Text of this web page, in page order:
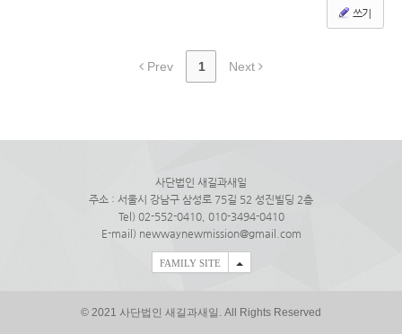
쓰기
Prev 1 Next
사단법인 새길과새일
주소 : 서울시 강남구 삼성로 75길 52 성진빌딩 2층
Tel) 02-552-0410, 010-3494-0410
E-mail) newwaynewmission@gmail.com
FAMILY SITE
© 2021 사단법인 새길과새일. All Rights Reserved